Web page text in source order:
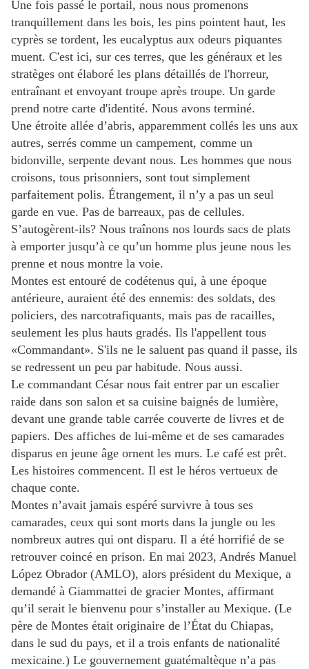
Une fois passé le portail, nous nous promenons
tranquillement dans les bois, les pins pointent haut, les
cyprès se tordent, les eucalyptus aux odeurs piquantes
muent. C'est ici, sur ces terres, que les généraux et les
stratèges ont élaboré les plans détaillés de l'horreur,
entraînant et envoyant troupe après troupe. Un garde
prend notre carte d'identité. Nous avons terminé.
Une étroite allée d’abris, apparemment collés les uns aux
autres, serrés comme un campement, comme un
bidonville, serpente devant nous. Les hommes que nous
croisons, tous prisonniers, sont tout simplement
parfaitement polis. Étrangement, il n’y a pas un seul
garde en vue. Pas de barreaux, pas de cellules.
S’autogèrent-ils? Nous traînons nos lourds sacs de plats
à emporter jusqu’à ce qu’un homme plus jeune nous les
prenne et nous montre la voie.
Montes est entouré de codétenus qui, à une époque
antérieure, auraient été des ennemis: des soldats, des
policiers, des narcotrafiquants, mais pas de racailles,
seulement les plus hauts gradés. Ils l'appellent tous
«Commandant». S'ils ne le saluent pas quand il passe, ils
se redressent un peu par habitude. Nous aussi.
Le commandant César nous fait entrer par un escalier
raide dans son salon et sa cuisine baignés de lumière,
devant une grande table carrée couverte de livres et de
papiers. Des affiches de lui-même et de ses camarades
disparus en jeune âge ornent les murs. Le café est prêt.
Les histoires commencent. Il est le héros vertueux de
chaque conte.
Montes n’avait jamais espéré survivre à tous ses
camarades, ceux qui sont morts dans la jungle ou les
nombreux autres qui ont disparu. Il a été horrifié de se
retrouver coincé en prison. En mai 2023, Andrés Manuel
López Obrador (AMLO), alors président du Mexique, a
demandé à Giammattei de gracier Montes, affirmant
qu’il serait le bienvenu pour s’installer au Mexique. (Le
père de Montes était originaire de l’État du Chiapas,
dans le sud du pays, et il a trois enfants de nationalité
mexicaine.) Le gouvernement guatémaltèque n’a pas